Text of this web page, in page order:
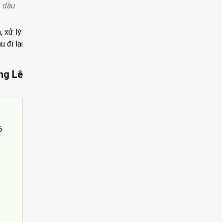
dầu
xử lý
đi lại
Lê